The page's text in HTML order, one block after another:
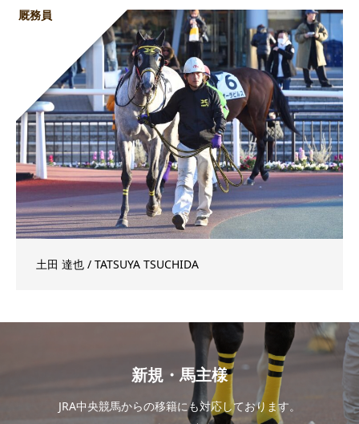
厩務員
土田 達也 / TATSUYA TSUCHIDA
新規・馬主様
JRA中央競馬からの移籍にも対応しております。